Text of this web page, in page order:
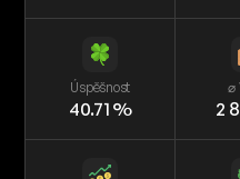
Úspěšnost
40.71 %
⌀
2